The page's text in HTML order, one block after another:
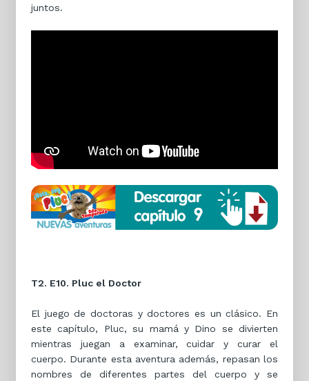
juntos.
T2. E10. Pluc el Doctor
El juego de doctoras y doctores es un clásico. En
este capítulo, Pluc, su mamá y Dino se divierten
mientras juegan a examinar, cuidar y curar el
cuerpo. Durante esta aventura además, repasan los
nombres de diferentes partes del cuerpo y se